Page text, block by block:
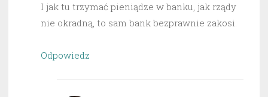
I jak tu trzymać pieniądze w banku, jak rządy
nie okradną, to sam bank bezprawnie zakosi.
Odpowiedz